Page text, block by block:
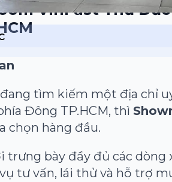
VinFast Thủ
tìm kiếm một địa chỉ
Đông TP.HCM, thì
chọn hàng đầu.
trưng bày đầy đủ các
tư vấn, lái thử và hỗ trợ